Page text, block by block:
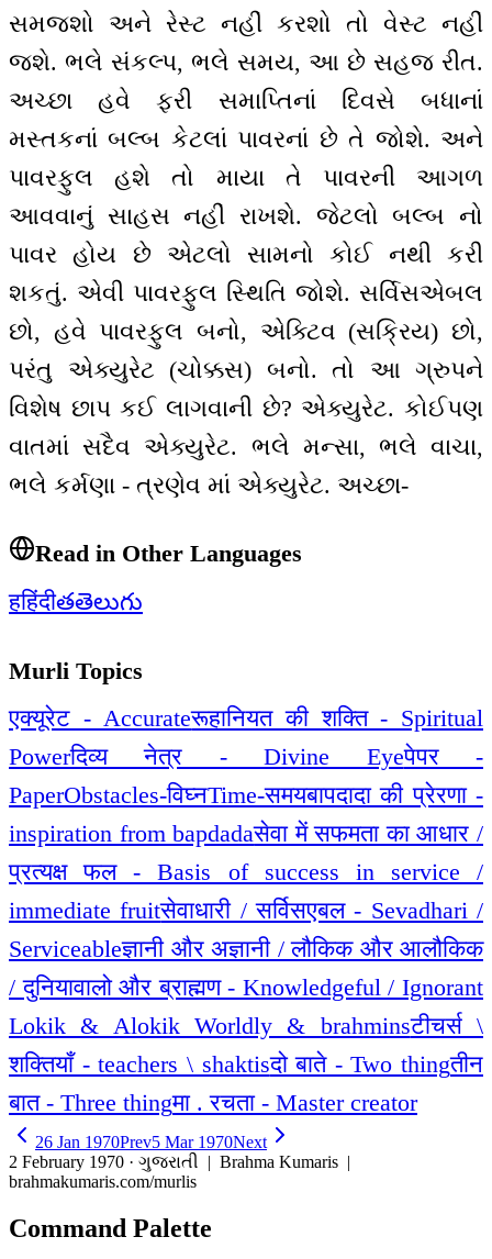
સમજશો અને રેસ્ટ નહીં કરશો તો વેસ્ટ નહીં
જશે. ભલે સંકલ્પ, ભલે સમય, આ છે સહજ રીત.
અચ્છા હવે ફરી સમાપ્તિનાં દિવસે બધાનાં
મસ્તકનાં બલ્બ કેટલાં પાવરનાં છે તે જોશે. અને
પાવરફુલ હશે તો માયા તે પાવરની આગળ
આવવાનું સાહસ નહીં રાખશે. જેટલો બલ્બ નો
પાવર હોય છે એટલો સામનો કોઈ નથી કરી
શકતું. એવી પાવરફુલ સ્થિતિ જોશે. સર્વિસએબલ
છો, હવે પાવરફુલ બનો, એક્ટિવ (સક્રિય) છો,
પરંતુ એક્યુરેટ (ચોક્કસ) બનો. તો આ ગ્રુપને
વિશેષ છાપ કઈ લાગવાની છે? એક્યુરેટ. કોઈપણ
વાતમાં સદૈવ એક્યુરેટ. ભલે મન્સા, ભલે વાચા,
ભલે કર્મણા - ત્રણેવ માં એક્યુરેટ. અચ્છા-
Read in Other Languages
हहिंदीతతెలుగు
Murli Topics
एक्यूरेट - Accurateरूहानियत की शक्ति - Spiritual
Powerदिव्य नेत्र - Divine Eyeपेपर -
PaperObstacles-विघ्नTime-समयबापदादा की प्रेरणा -
inspiration from bapdadaसेवा में सफमता का आधार /
प्रत्यक्ष फल - Basis of success in service /
immediate fruitसेवाधारी / सर्विसएबल - Sevadhari /
Serviceableज्ञानी और अज्ञानी / लौकिक और आलौकिक
/ दुनियावालो और ब्राह्मण - Knowledgeful / Ignorant
Lokik & Alokik Worldly & brahminsटीचर्स \
शक्तियाँ - teachers \ shaktisदो बाते - Two thingतीन
बात - Three thingमा . रचता - Master creator
26 Jan 1970Prev5 Mar 1970Next
2 February 1970 · ગુજરાતી | Brahma Kumaris |
brahmakumaris.com/murlis
Command Palette